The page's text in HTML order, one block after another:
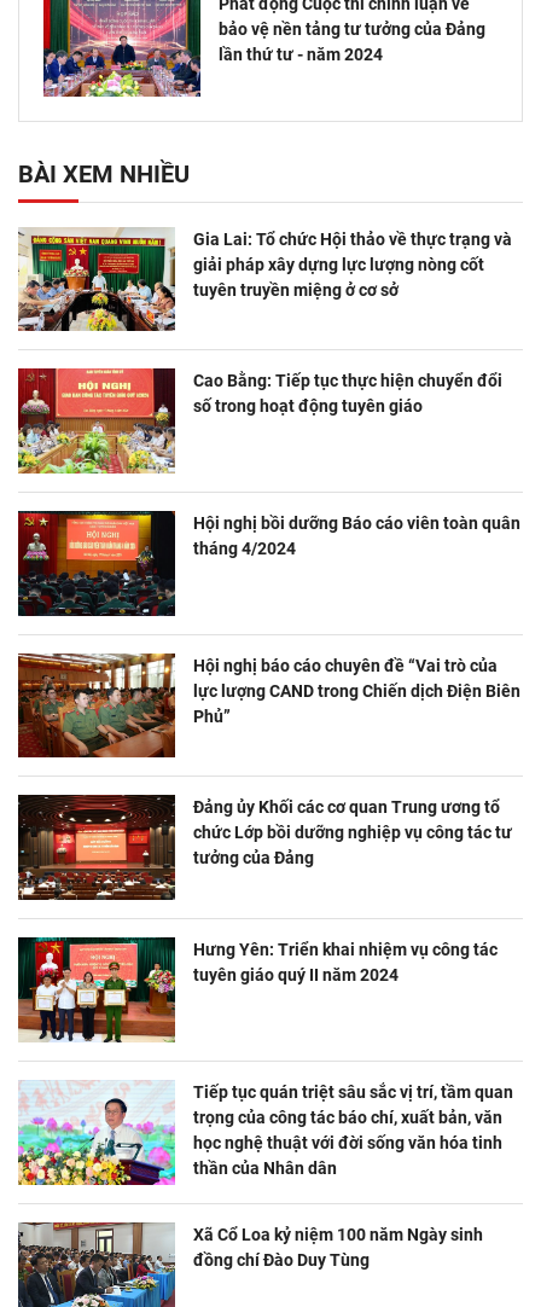
bảo vệ nền tảng tư tưởng của Đảng
lần thứ tư - năm 2024
BÀI XEM NHIỀU
Gia Lai: Tổ chức Hội thảo về thực trạng và
giải pháp xây dựng lực lượng nòng cốt
tuyên truyền miệng ở cơ sở
Cao Bằng: Tiếp tục thực hiện chuyển đổi
số trong hoạt động tuyên giáo
Hội nghị bồi dưỡng Báo cáo viên toàn quân
tháng 4/2024
Hội nghị báo cáo chuyên đề “Vai trò của
lực lượng CAND trong Chiến dịch Điện Biên
Phủ”
Đảng ủy Khối các cơ quan Trung ương tổ
chức Lớp bồi dưỡng nghiệp vụ công tác tư
tưởng của Đảng
Hưng Yên: Triển khai nhiệm vụ công tác
tuyên giáo quý II năm 2024
Tiếp tục quán triệt sâu sắc vị trí, tầm quan
trọng của công tác báo chí, xuất bản, văn
học nghệ thuật với đời sống văn hóa tinh
thần của Nhân dân
Xã Cổ Loa kỷ niệm 100 năm Ngày sinh
đồng chí Đào Duy Tùng